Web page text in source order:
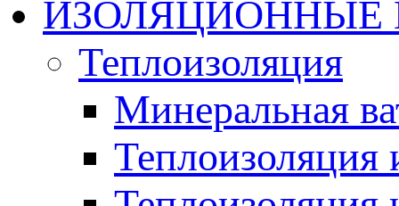
ИЗОЛЯЦИОННЫЕ
Теплоизоляция
Минеральная
Теплоизоляция